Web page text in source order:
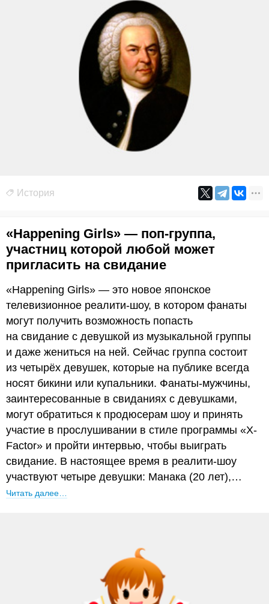
История
«Happening Girls» — поп-группа,
участниц которой любой может
пригласить на свидание
«Happening Girls» — это новое японское
телевизионное реалити-шоу, в котором фанаты
могут получить возможность попасть
на свидание с девушкой из музыкальной группы
и даже жениться на ней. Сейчас группа состоит
из четырёх девушек, которые на публике всегда
носят бикини или купальники. Фанаты-мужчины,
заинтересованные в свиданиях с девушками,
могут обратиться к продюсерам шоу и принять
участие в прослушивании в стиле программы «X-
Factor» и пройти интервью, чтобы выиграть
свидание. В настоящее время в реалити-шоу
участвуют четыре девушки: Манака (20 лет),…
Читать далее…